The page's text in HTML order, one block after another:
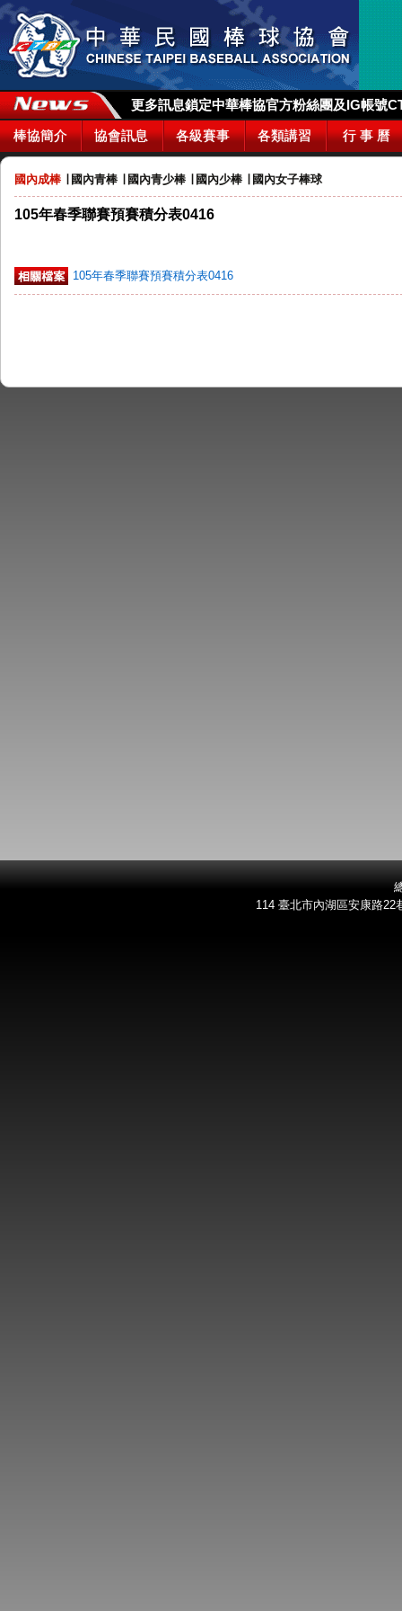
更多訊息鎖定中華棒協官方粉絲團及IG帳號
棒協簡介 協會訊息 各級賽事 各類講習 行 事 曆
國內成棒 國內青棒 國內青少棒 國內少棒 國內女子棒球
105年春季聯賽預賽積分表0416
105年春季聯賽預賽積分表0416
114 臺北市內湖區安康路22